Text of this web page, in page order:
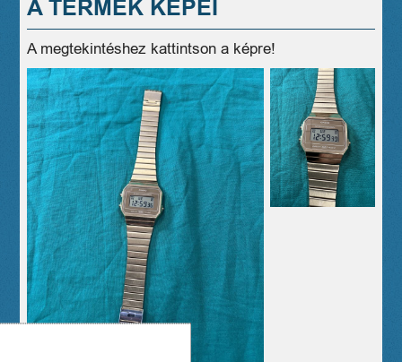
A TERMÉK KÉPEI
A megtekintéshez kattintson a képre!